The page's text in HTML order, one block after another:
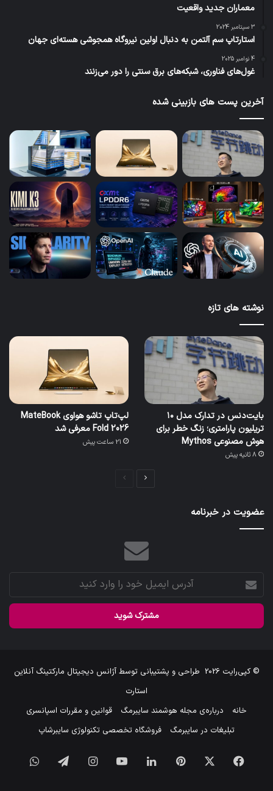
معماران جدید واقعیت
3 سپتامبر 2024
استارتاپ سم آلتمن به دنبال اولین نیروگاه همجوشی هسته‌ای جهان
4 نوامبر 2025
غول‌های فناوری، شبکه‌های برق سنتی را دور می‌زنند
آخرین پست های بازبینی شده
نوشته های تازه
بایت‌دنس در تدارک مدل ۱۰
تریلیون پارامتری؛ زنگ خطر برای
هوش مصنوعی Mythos
8 ثانیه پیش
لپ‌تاپ تاشو هواوی MateBook
Fold 2026 معرفی شد
21 ساعت پیش
عضویت در خبرنامه
آدرس
ایمیل
خود
وارد
© کپی‌رایت 2026 طراحی و پشتیبانی توسطآژانس دیجیتال مارکتینگ آنلاین
استارت
خانه
درباره‌ی مجله هوشمند سایبرمگ
قوانین و مقررات اسپانسری
تبلیغات در سایبرمگ
فروشگاه تخصصی تکنولوژی سایبرشاپ
فیس
‫پین‌ترست لینکدین یوتیوب اینستاگرام تلگرام